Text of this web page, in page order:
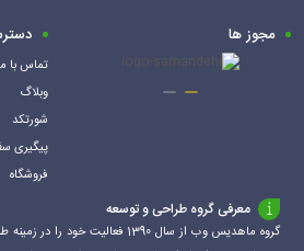
مجوز ها
تماس با
وبلاگ
شورتکد
پیگیری
فروشگاه
معرفی گروه طراحی و توسعه
گروه ماهدیس وب از سال 1390